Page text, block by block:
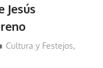
Jesús
Cultura y Festejos,